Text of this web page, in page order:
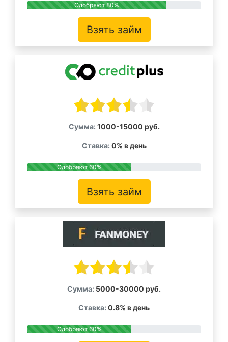
Одобряют 80%
Взять займ
Сумма: 1000-15000 руб.
Ставка: 0% в день
Одобряют 60%
Взять займ
Сумма: 5000-30000 руб.
Ставка: 0.8% в день
Одобряют 60%